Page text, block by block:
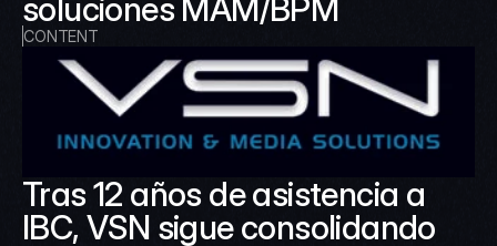
VSN One TV
VSN Arena
VSN News Connect
Media Exchange
VSNExplorer
News & Live Entertainment
VSN NewsConnect + VSN AI
Smart Scheduling
VSNExplorer + VSNCrea
soluciones MAM/BPM
CONTENT
Tras 12 años de asistencia a
IBC, VSN sigue consolidando